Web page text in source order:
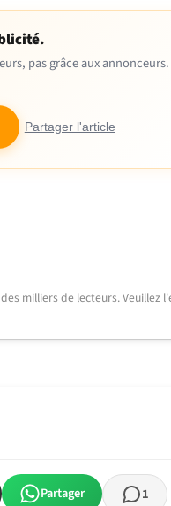
pas grâce aux
Partager l'article
milliers de lecteurs. Veuillez
Partager 1